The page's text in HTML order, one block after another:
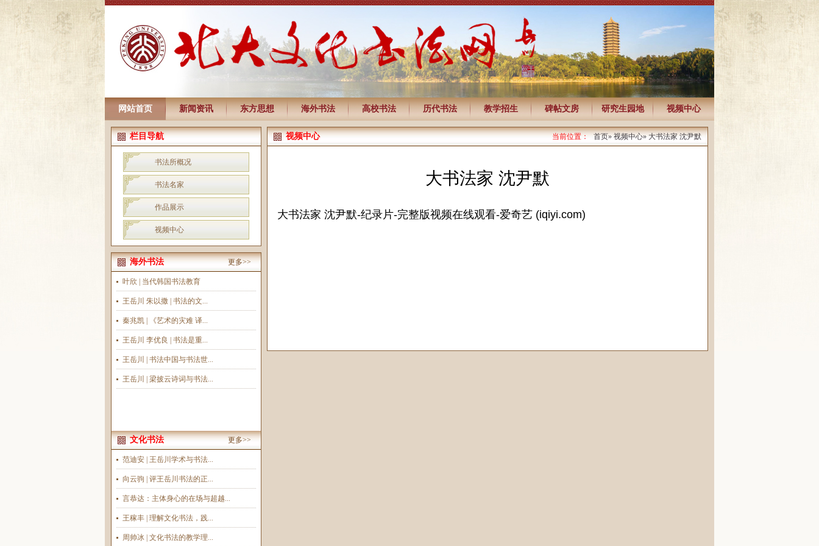
网站首页 新闻资讯 东方思想 海外书法 高校书法 历代书法 教学招生 碑帖文房 研究生园地 视频中心
栏目导航
书法所概况
书法名家
作品展示
视频中心
海外书法 更多>>
叶欣 | 当代韩国书法教育
王岳川 朱以撒 | 书法的文...
秦兆凯 | 《艺术的灾难 译...
王岳川 李优良 | 书法是重...
王岳川 | 书法中国与书法世...
王岳川 | 梁披云诗词与书法...
文化书法 更多>>
范迪安 | 王岳川学术与书法...
向云驹 | 评王岳川书法的正...
言恭达：主体身心的在场与超越...
王稼丰 | 理解文化书法，践...
周帅冰 | 文化书法的教学理...
视频中心 当前位置： 首页»视频中心» 大书法家 沈尹默
大书法家 沈尹默
大书法家 沈尹默-纪录片-完整版视频在线观看-爱奇艺 (iqiyi.com)